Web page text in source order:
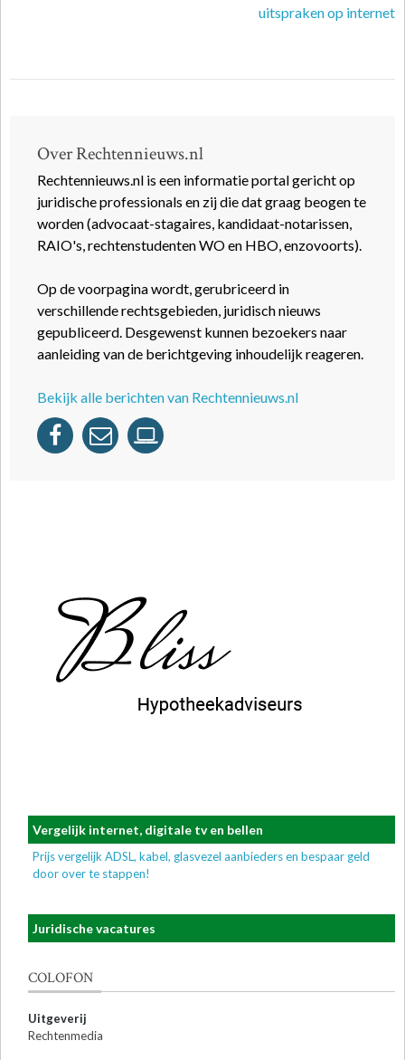
uitspraken op internet
Over Rechtennieuws.nl
Rechtennieuws.nl is een informatie portal gericht op
juridische professionals en zij die dat graag beogen te
worden (advocaat-stagaires, kandidaat-notarissen,
RAIO's, rechtenstudenten WO en HBO, enzovoorts).
Op de voorpagina wordt, gerubriceerd in
verschillende rechtsgebieden, juridisch nieuws
gepubliceerd. Desgewenst kunnen bezoekers naar
aanleiding van de berichtgeving inhoudelijk reageren.
Bekijk alle berichten van Rechtennieuws.nl
Vergelijk internet, digitale tv en bellen
Prijs vergelijk ADSL, kabel, glasvezel aanbieders en bespaar geld
door over te stappen!
Juridische vacatures
COLOFON
Uitgeverij
Rechtenmedia